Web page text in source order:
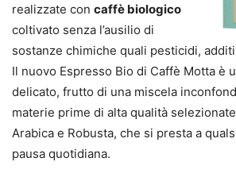
realizzate con caffè biologico
coltivato senza l’ausilio di
sostanze chimiche quali pesticidi,
Il nuovo Espresso Bio di Caffè Motta è
delicato, frutto di una miscela
materie prime di alta qualità
Arabica e Robusta, che si presta a
pausa quotidiana.